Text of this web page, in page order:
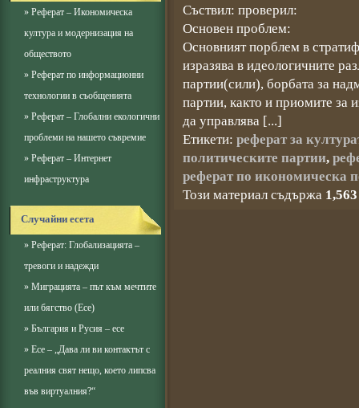
» Реферат – Икономическа
култура и модернизация на
обществото
» Реферат по информационни
технологии в съобщенията
» Реферат – Глобални екологични
проблеми на нашето съвремие
» Реферат – Интернет
инфраструктура
Случайни есета
» Реферат: Глобализацията –
тревоги и надежди
» Миграцията – път към мечтите
или бягство (Есе)
» България и Русия – есе
» Есе – „Дава ли ви контактът с
реалния свят нещо, което липсва
във виртуалния?“
Съствил: проверил:
Основен проблем:
Основният порблем в
изразява в идеологичните
партии(сили), борбата за
партии, както и приомите за
да управлява [...]
Етикети: реферат за
политическите партии,
реферат по икономическа
Този материал съдържа 1,563